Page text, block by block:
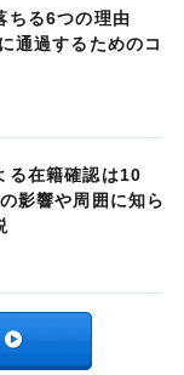
ちる6つの理由
通過するためのコ
る在籍確認は10
影響や周囲に知ら